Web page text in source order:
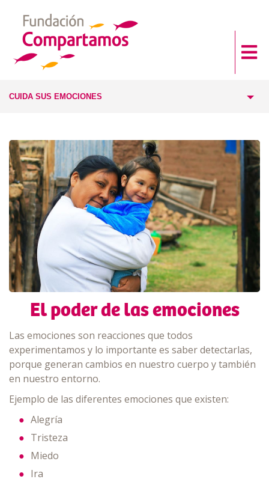
El poder de las emociones
Las emociones son reacciones que todos
experimentamos y lo importante es saber detectarlas,
porque generan cambios en nuestro cuerpo y también
en nuestro entorno.
Ejemplo de las diferentes emociones que existen:
Alegría
Tristeza
Miedo
Ira